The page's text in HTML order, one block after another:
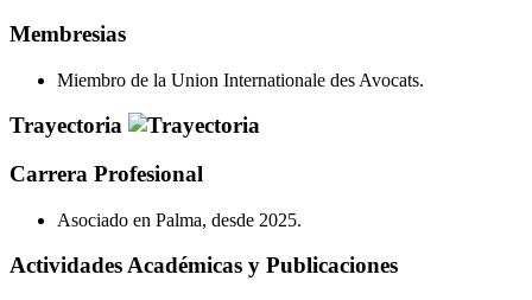
Membresias
Miembro de la Union Internationale des Avocats.
Trayectoria
Carrera Profesional
Asociado en Palma, desde 2025.
Actividades Académicas y Publicaciones